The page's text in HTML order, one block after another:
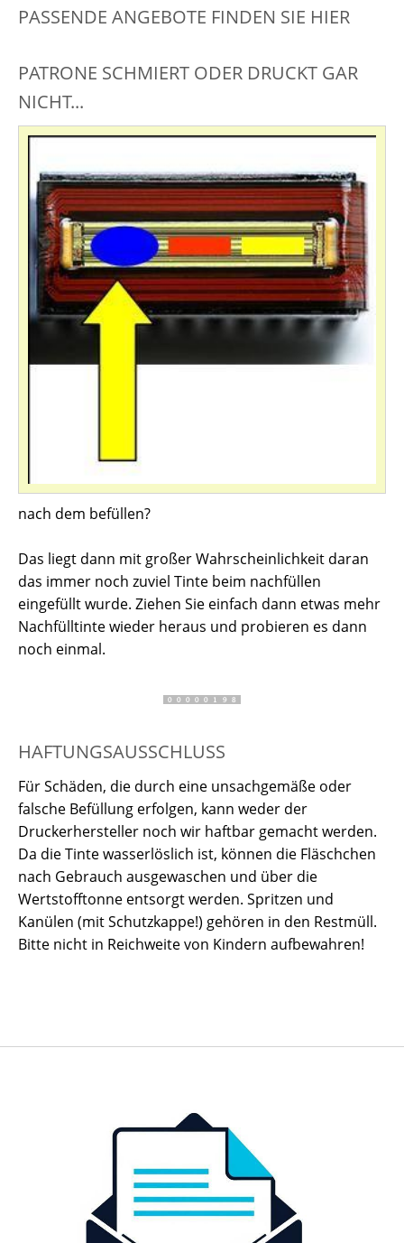
PASSENDE ANGEBOTE FINDEN SIE HIER
PATRONE SCHMIERT ODER DRUCKT GAR
NICHT...
nach dem befüllen?
Das liegt dann mit großer Wahrscheinlichkeit daran
das immer noch zuviel Tinte beim nachfüllen
eingefüllt wurde. Ziehen Sie einfach dann etwas mehr
Nachfülltinte wieder heraus und probieren es dann
noch einmal.
HAFTUNGSAUSSCHLUSS
Für Schäden, die durch eine unsachgemäße oder
falsche Befüllung erfolgen, kann weder der
Druckerhersteller noch wir haftbar gemacht werden.
Da die Tinte wasserlöslich ist, können die Fläschchen
nach Gebrauch ausgewaschen und über die
Wertstofftonne entsorgt werden. Spritzen und
Kanülen (mit Schutzkappe!) gehören in den Restmüll.
Bitte nicht in Reichweite von Kindern aufbewahren!